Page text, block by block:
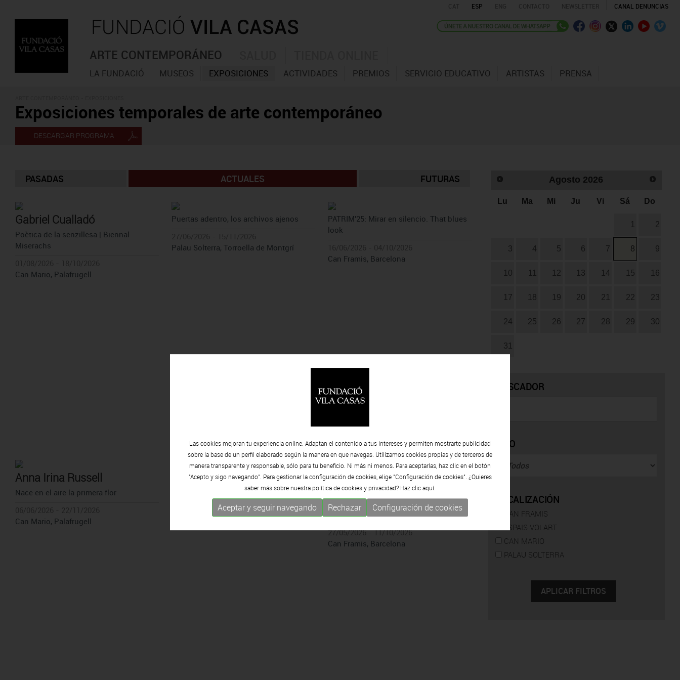
ESP CANAL DENUNCIAS
ARTE CONTEMPORÁNEO
LA FUNDACIÓ MUSEOS EXPOSICIONES ACTIVIDADES PREMIOS SERVICIO EDUCATIVO ARTISTAS PRENSA
Exposiciones temporales de arte contemporáneo
DESCARGAR PROGRAMA
PASADAS ACTUALES FUTURAS
Gabriel Cualladó
Poètica de la senzillesa | Biennal
Miserachs
Can Mario, Palafrugell
Puertas adentro, los archivos ajenos
Palau Solterra, Torroella de Montgrí
PATRIM'25: Mirar en silencio. That blues
look
Can Framis, Barcelona
Anna Irina Russell
Nace en el aire la primera flor
Can Mario, Palafrugell
ELISAVA: El mar, sempre el mar
Can Framis, Barcelona
Lúa Coderch
Señala un punto (fuera del perímetro de
la sección de un árbol para indicar que
viene del futuro)
27/05/2026 - 11/10/2026
Can Framis, Barcelona
Agosto 2026
Lu Ma Mi Ju Vi Sá Do
1 2
3 4 5 6 7 8 9
10 11 12 13 14 15 16
17 18 19 20 21 22 23
24 25 26 27 28 29 30
31
BUSCADOR
TIPO
LOCALIZACIÓN
CAN FRAMIS
ESPAIS VOLART
CAN MARIO
PALAU SOLTERRA
Las cookies mejoran tu experiencia online. Adaptan el contenido a tus intereses y permiten mostrarte publicidad
sobre la base de un perfil elaborado según la manera en que navegas. Utilizamos cookies propias y de terceros de
manera transparente y responsable, sólo para tu beneficio. Ni más ni menos. Para aceptarlas, haz clic en el botón
"Acepto y sigo navegando". Para gestionar la configuración de cookies, elige "Configuración de cookies". ¿Quieres
saber más sobre nuestra política de cookies y privacidad? Haz clicaquí.
Aceptar y seguir navegando Rechazar Configuración de cookies